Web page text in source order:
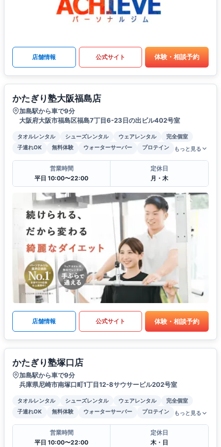
店舗情報 公式サイト 体験・相談予約
かたぎり塾大阪福島店
加島駅から車で9分
大阪府大阪市福島区福島7丁目6-23日の出ビル402号室
タオルレンタル シューズレンタル ウェアレンタル
完全個室
子連れOK
無料体験 ウォーターサーバー プロテイン もっと見る
営業時間
平日 10:00〜22:00
定休日
月・木
店舗情報 公式サイト 体験・相談予約
かたぎり塾塚口店
加島駅から車で9分
兵庫県尼崎市南塚口町1丁目12-8サウサービル202号室
タオルレンタル シューズレンタル ウェアレンタル
完全個室
子連れOK
無料体験 ウォーターサーバー プロテイン もっと見る
営業時間
平日 10:00〜22:00
定休日
木・日